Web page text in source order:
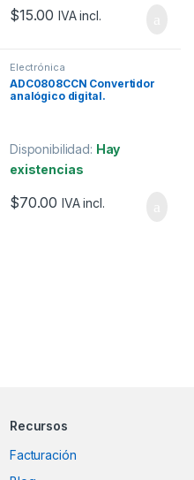
$15.00 IVA incl.
Electrónica
ADC0808CCN Convertidor
analógico digital.
Disponibilidad: Hay
existencias
$70.00 IVA incl.
Recursos
Facturación